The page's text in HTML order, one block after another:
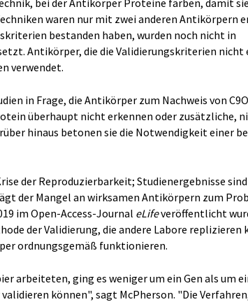
waren nur mit zwei anderen Antikörpern
bestanden haben, wurden noch nicht in
Antikörper, die die Validierungskriterien
verwendet.
in Frage, die Antikörper zum Nachweis von
überhaupt nicht erkennen oder zusätzliche,
hinaus betonen sie die Notwendigkeit einer
der Reproduzierbarkeit; Studienergebnisse
der Mangel an wirksamen Antikörpern zum
im Open-Access-Journal eLifeveröffentlicht
der Validierung, die andere Labore replizieren
ordnungsgemäß funktionieren.
arbeiteten, ging es weniger um ein Gen als um
können", sagt McPherson. "Die